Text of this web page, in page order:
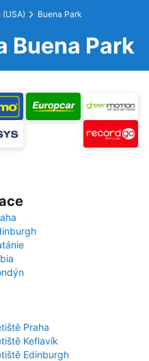
Buena Park
Buena Park
Praha
Keflavík
Edinburgh